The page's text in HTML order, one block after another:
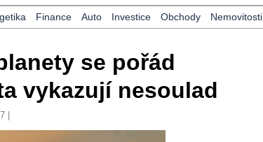
Finance Auto Investice Obchody Nemovitosti
se pořád
vykazují nesoulad
|